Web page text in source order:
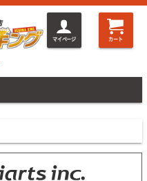
マイページ カート